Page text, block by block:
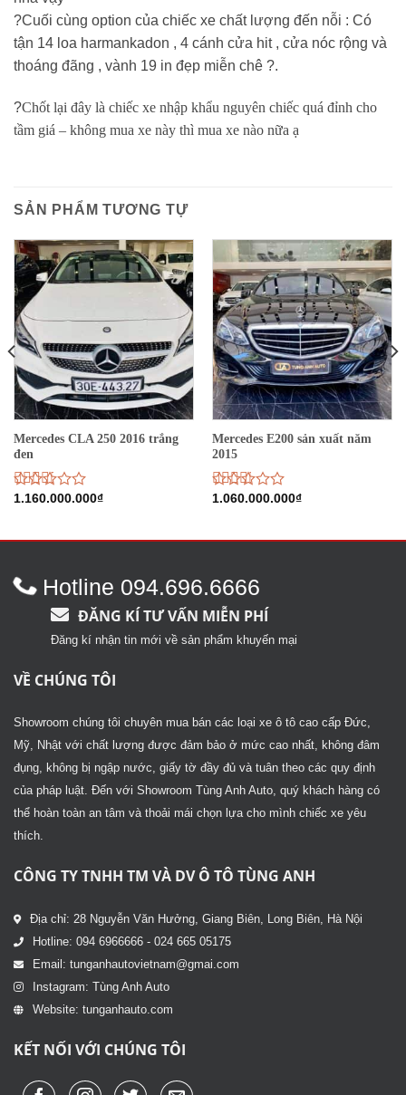
?Cuối cùng option của chiếc xe chất lượng đến nỗi : Có
tận 14 loa harmankadon , 4 cánh cửa hit , cửa nóc rộng và
thoáng đãng , vành 19 in đẹp miễn chê ?.
?Chốt lại đây là chiếc xe nhập khẩu nguyên chiếc quá đỉnh cho
tầm giá – không mua xe này thì mua xe nào nữa ạ
SẢN PHẨM TƯƠNG TỰ
Mercedes CLA 250 2016 trắng
đen
Được
2.735
1.160.000.000₫
Mercedes E200 sản xuất năm
2015
Được
2.66
1.060.000.000₫
Hotline 094.696.6666
ĐĂNG KÍ TƯ VẤN MIỄN PHÍ
Đăng kí nhận tin mới về sản phẩm khuyến mại
VỀ CHÚNG TÔI
Showroom chúng tôi chuyên mua bán các loại xe ô tô cao cấp Đức,
Mỹ, Nhật với chất lượng được đảm bảo ở mức cao nhất, không đâm
đụng, không bị ngập nước, giấy tờ đầy đủ và tuân theo các quy định
của pháp luật. Đến với Showroom Tùng Anh Auto, quý khách hàng có
thể hoàn toàn an tâm và thoải mái chọn lựa cho mình chiếc xe yêu
thích.
CÔNG TY TNHH TM VÀ DV Ô TÔ TÙNG ANH
Địa chỉ: 28 Nguyễn Văn Hưởng, Giang Biên, Long Biên, Hà Nội
Hotline: 094 6966666 - 024 665 05175
Email: tunganhautovietnam@gmai.com
Instagram: Tùng Anh Auto
Website: tunganhauto.com
KẾT NỐI VỚI CHÚNG TÔI